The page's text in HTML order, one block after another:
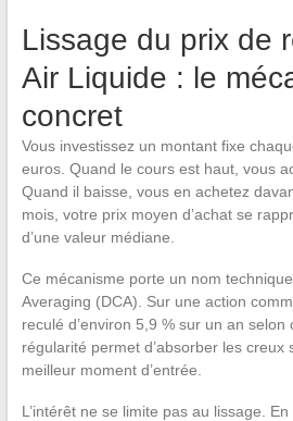
Lissage du prix de
Air Liquide : le
concret
Vous investissez un montant fixe
euros. Quand le cours est haut, vous
Quand il baisse, vous en achetez
mois, votre prix moyen d’achat se
d’une valeur médiane.
Ce mécanisme porte un nom
Averaging (DCA). Sur une action
reculé d’environ 5,9 % sur un an
régularité permet d’absorber les creux
meilleur moment d’entrée.
L’intérêt ne se limite pas au lissage.